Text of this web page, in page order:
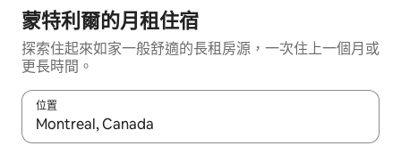
蒙特利爾的月租住宿
探索住起來如家一般舒適的長租房源，一次住上一個月或
更長時間。
位置
如有搜尋結果，瀏覽內容時請使用上下箭頭，或輕點、滑動裝置。